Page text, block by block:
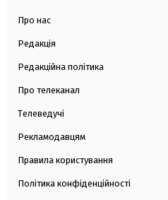
Про нас
Редакція
Редакційна політика
Про телеканал
Телеведучі
Рекламодавцям
Правила користування
Політика конфіденційності